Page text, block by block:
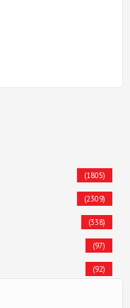
(1805)
(2309)
(338)
(97)
(92)